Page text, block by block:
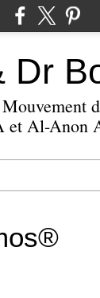
Dr
et Al-Anon